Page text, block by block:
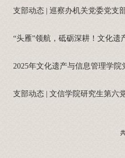
“头雁”领航，砥砺深耕！文化
2025年文化遗产与信息管理学
支部动态 | 文信学院研究生第六